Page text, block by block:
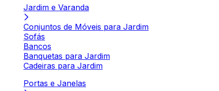
Jardim e Varanda
Conjuntos de Móveis para Jardim
Sofás
Bancos
Banquetas para Jardim
Cadeiras para Jardim
Portas e Janelas